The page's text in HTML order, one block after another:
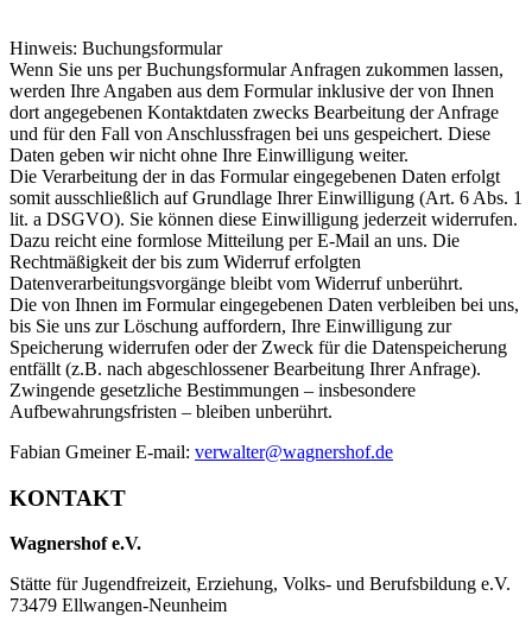
Hinweis: Buchungsformular
Wenn Sie uns per Buchungsformular Anfragen zukommen lassen,
werden Ihre Angaben aus dem Formular inklusive der von Ihnen
dort angegebenen Kontaktdaten zwecks Bearbeitung der Anfrage
und für den Fall von Anschlussfragen bei uns gespeichert. Diese
Daten geben wir nicht ohne Ihre Einwilligung weiter.
Die Verarbeitung der in das Formular eingegebenen Daten erfolgt
somit ausschließlich auf Grundlage Ihrer Einwilligung (Art. 6 Abs. 1
lit. a DSGVO). Sie können diese Einwilligung jederzeit widerrufen.
Dazu reicht eine formlose Mitteilung per E-Mail an uns. Die
Rechtmäßigkeit der bis zum Widerruf erfolgten
Datenverarbeitungsvorgänge bleibt vom Widerruf unberührt.
Die von Ihnen im Formular eingegebenen Daten verbleiben bei uns,
bis Sie uns zur Löschung auffordern, Ihre Einwilligung zur
Speicherung widerrufen oder der Zweck für die Datenspeicherung
entfällt (z.B. nach abgeschlossener Bearbeitung Ihrer Anfrage).
Zwingende gesetzliche Bestimmungen – insbesondere
Aufbewahrungsfristen – bleiben unberührt.
Fabian Gmeiner E-mail: verwalter@wagnershof.de
KONTAKT
Wagnershof e.V.
Stätte für Jugendfreizeit, Erziehung, Volks- und Berufsbildung e.V.
73479 Ellwangen-Neunheim